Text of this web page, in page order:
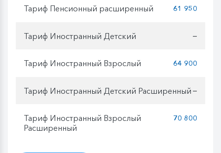
Тариф Пенсионный расширенный 61 950
Тариф Иностранный Детский —
Тариф Иностранный Взрослый 64 900
Тариф Иностранный Детский Расширенный —
Тариф Иностранный Взрослый
Расширенный
70 800